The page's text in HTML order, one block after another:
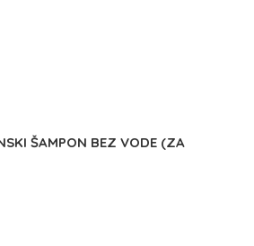
ŠAMPON BEZ VODE (ZA